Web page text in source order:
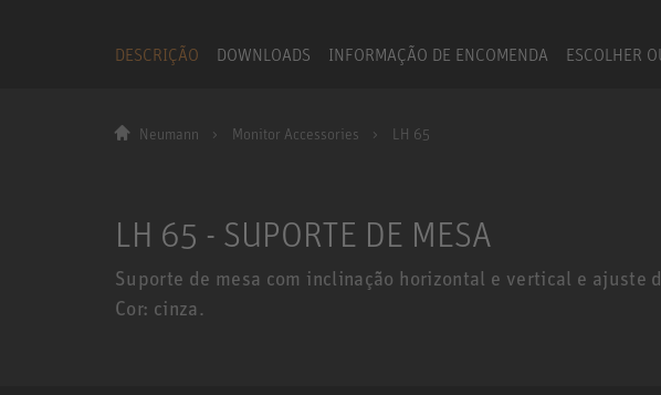
DESCRIÇÃO DOWNLOADS INFORMAÇÃO DE ENCOMENDA ESCOLHER
Neumann Monitor Accessories LH 65
LH 65 - SUPORTE DE MESA
Suporte de mesa com inclinação horizontal e vertical e ajuste
Cor: cinza.